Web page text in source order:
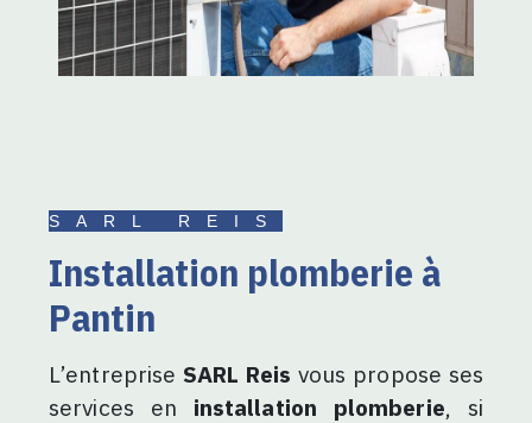
SARL REIS
installation plomberie à
Pantin
L’entreprise SARL Reis vous propose ses
services en installation plomberie, si